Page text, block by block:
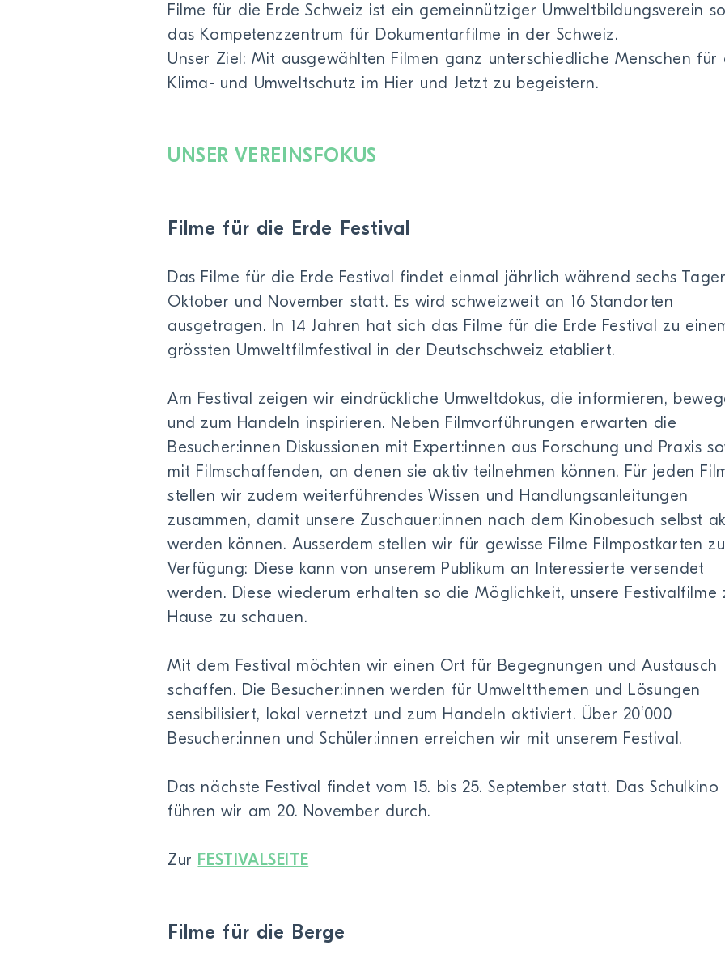
Filme für die Erde Schweiz ist ein gemeinnütziger Umweltbildungsverein
das Kompetenzzentrum für Dokumentarfilme in der Schweiz.
Unser Ziel: Mit ausgewählten Filmen ganz unterschiedliche Menschen für
Klima- und Umweltschutz im Hier und Jetzt zu begeistern.
UNSER VEREINSFOKUS
Filme für die Erde Festival
Das Filme für die Erde Festival findet einmal jährlich während sechs
Oktober und November statt. Es wird schweizweit an 16 Standorten
ausgetragen. In 14 Jahren hat sich das Filme für die Erde Festival zu
grössten Umweltfilmfestival in der Deutschschweiz etabliert.
Am Festival zeigen wir eindrückliche Umweltdokus, die informieren,
und zum Handeln inspirieren. Neben Filmvorführungen erwarten die
Besucher:innen Diskussionen mit Expert:innen aus Forschung und Praxis
mit Filmschaffenden, an denen sie aktiv teilnehmen können. Für jeden
stellen wir zudem weiterführendes Wissen und Handlungsanleitungen
zusammen, damit unsere Zuschauer:innen nach dem Kinobesuch selbst
werden können. Ausserdem stellen wir für gewisse Filme Filmpostkarten
Verfügung: Diese kann von unserem Publikum an Interessierte versendet
werden. Diese wiederum erhalten so die Möglichkeit, unsere Festivalfilme
Hause zu schauen.
Mit dem Festival möchten wir einen Ort für Begegnungen und Austausch
schaffen. Die Besucher:innen werden für Umweltthemen und Lösungen
sensibilisiert, lokal vernetzt und zum Handeln aktiviert. Über 20‘000
Besucher:innen und Schüler:innen erreichen wir mit unserem Festival.
Das nächste Festival findet vom 15. bis 25. September statt. Das Schulkino
führen wir am 20. November durch.
Zur FESTIVALSEITE
Filme für die Berge